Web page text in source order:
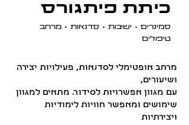
כיתת פיתגורס
סמינרים • ישיבות • סדנאות • מרחב
טיפולים
מרחב אופטימלי לסדנאות, פעילויות יצירה
ושיעורים,
עם מגוון אפשרויות לסידור. מתאים למגוון
שימושים ומאפשר חוויות לימודיות
ויצירתיות